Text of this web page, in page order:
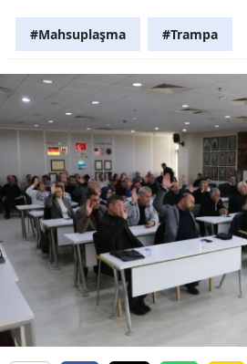
#Mahsuplaşma #Trampa